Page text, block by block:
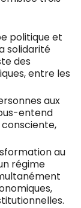
politique et
solidarité
des
entre les
aux
entend
consciente,
au
régime